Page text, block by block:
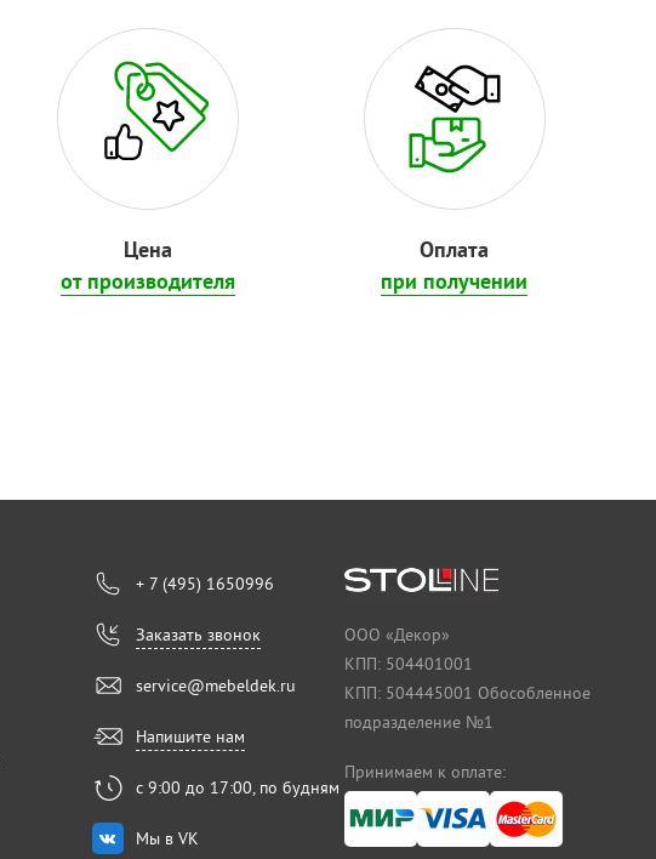
Цена
от производителя
Оплата
при получении
+ 7 (495) 1650996
Заказать звонок
service@mebeldek.ru
Напишите нам
с 9:00 до 17:00, по будням
Мы в VK
ООО «Декор»
КПП: 504401001
КПП: 504445001 Обособленное
подразделение №1
Принимаем к оплате: